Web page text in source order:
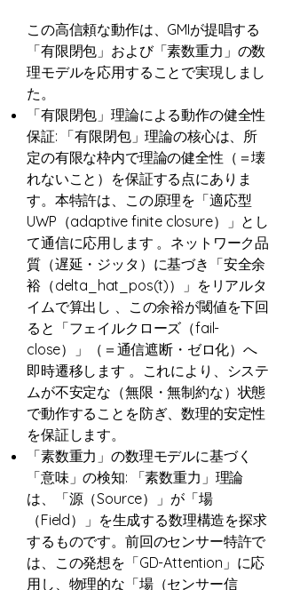
この高信頼な動作は、GMIが提唱する
「有限閉包」および「素数重力」の数
理モデルを応用することで実現しまし
た。
「有限閉包」理論による動作の健全性
保証: 「有限閉包」理論の核心は、所
定の有限な枠内で理論の健全性（＝壊
れないこと）を保証する点にありま
す。本特許は、この原理を「適応型
UWP（adaptive finite closure）」とし
て通信に応用します 。ネットワーク品
質（遅延・ジッタ）に基づき「安全余
裕（delta_hat_pos(t)）」をリアルタ
イムで算出し 、この余裕が閾値を下回
ると「フェイルクローズ（fail-
close）」（＝通信遮断・ゼロ化）へ
即時遷移します 。これにより、システ
ムが不安定な（無限・無制約な）状態
で動作することを防ぎ、数理的安定性
を保証します。
「素数重力」の数理モデルに基づく
「意味」の検知: 「素数重力」理論
は、「源（Source）」が「場
（Field）」を生成する数理構造を探求
するものです。前回のセンサー特許で
は、この発想を「GD-Attention」に応
用し、物理的な「場（センサー信